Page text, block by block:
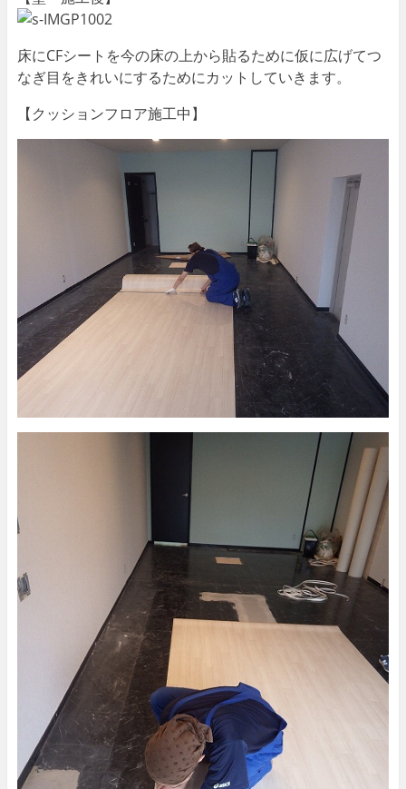
床にCFシートを今の床の上から貼るために仮に広げてつ
なぎ目をきれいにするためにカットしていきます。
【クッションフロア施工中】